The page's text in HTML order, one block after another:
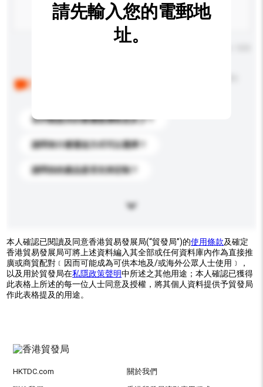
你們能提供的最優惠價格是多少？
請問有什麼運送方式可以選擇？
請問你的產品是否支持定制？
請先輸入您的電郵地
址。
本人確認已閱讀及同意香港貿易發展局(“貿發局”)的使用條款及確定
香港貿易發展局可將上述資料編入其全部或任何資料庫內作為直接推
廣或商貿配對﹝因而可能成為可供本地及/或海外公眾人士使用﹞，
以及用於貿發局在私隱政策聲明中所述之其他用途；本人確認已獲得
此表格上所述的每一位人士同意及授權，將其個人資料提供予貿發局
作此表格提及的用途。
HKTDC.com 關於我們